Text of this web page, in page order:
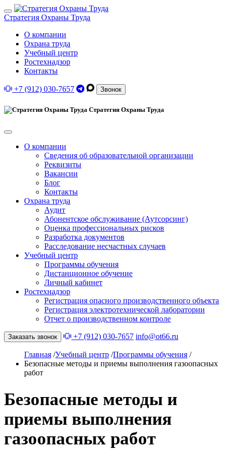
Стратегия Охраны Труда
О компании
Охрана труда
Учебный центр
Ростехнадзор
Контакты
+7 (912) 030-7657 Звонок
Стратегия Охраны Труда
О компании
Сведения об образовательной организации
Реквизиты
Вакансии
Блог
Контакты
Охрана труда
Аудит
Абонентское обслуживание (Аутсорсинг)
Оценка профессиональных рисков
Разработка документов
Расследование несчастных случаев
Учебный центр
Программы обучения
Дистанционное обучение
Личный кабинет
Ростехнадзор
Регистрация опасного производственного объекта
Регистрация электротехнической лаборатории
Отчет о производственном контроле
Заказать звонок +7 (912) 030-7657 info@ot66.ru
Главная /Учебный центр /Программы обучения /
Безопасные методы и приемы выполнения газоопасных
работ
Безопасные методы и
приемы выполнения
газоопасных работ